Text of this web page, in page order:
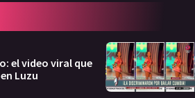
el video viral que
Luzu